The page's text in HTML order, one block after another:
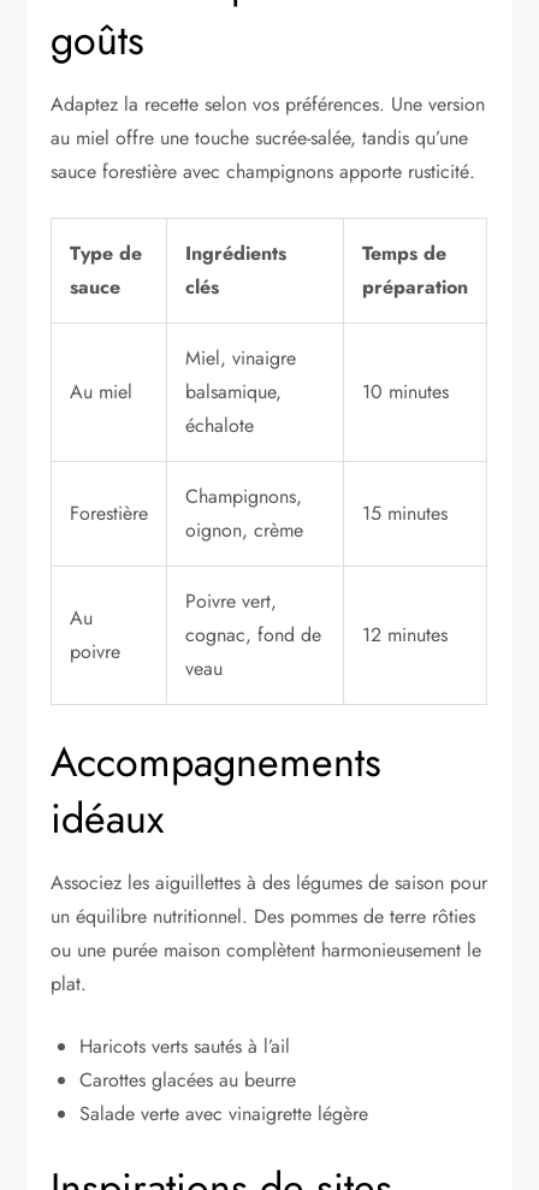
goûts
Adaptez la recette selon vos préférences. Une version
au miel offre une touche sucrée-salée, tandis qu’une
sauce forestière avec champignons apporte rusticité.
Type de
sauce
Ingrédients
clés
Temps de
préparation
Au miel
Miel, vinaigre
balsamique,
échalote
10 minutes
Forestière
Champignons,
oignon, crème
15 minutes
Au
poivre
Poivre vert,
cognac, fond de
veau
12 minutes
Accompagnements
idéaux
Associez les aiguillettes à des légumes de saison pour
un équilibre nutritionnel. Des pommes de terre rôties
ou une purée maison complètent harmonieusement le
plat.
Haricots verts sautés à l’ail
Carottes glacées au beurre
Salade verte avec vinaigrette légère